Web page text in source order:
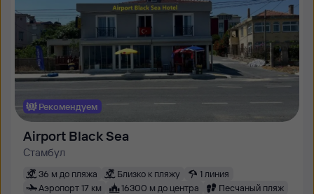
Рекомендуем
Airport Black Sea
Стамбул
36 м до пляжа Близко к пляжу
1 линия
Аэропорт 17 км
16300 м до центра
Песчаный пляж